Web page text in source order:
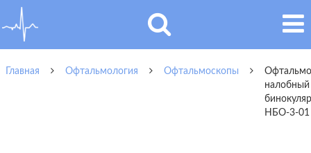
Главная Офтальмология Офтальмоскопы
налобный
НБО-3-01